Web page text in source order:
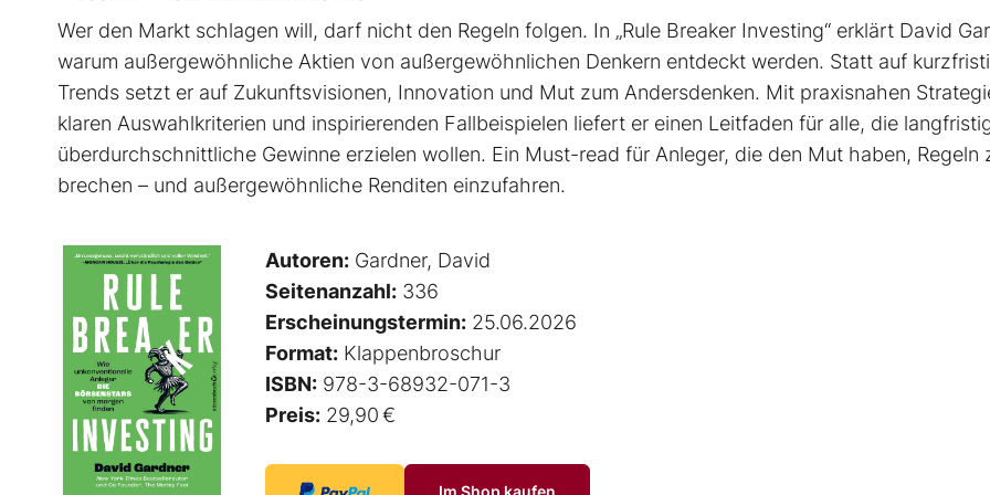
Wer den Markt schlagen will, darf nicht den Regeln folgen. In „Rule Breaker Investing“ erklärt David
warum außergewöhnliche Aktien von außer­gewöhnlichen Denkern entdeckt werden. Statt auf
Trends setzt er auf Zukunftsvisionen, Innovation und Mut zum Andersdenken. Mit praxisnahen
klaren Auswahlkriterien und inspirierenden Fallbeispielen liefert er einen Leit­faden für alle, die
überdurchschnittliche Gewinne erzielen wollen. Ein Must-read für Anleger, die den Mut haben, Regeln
brechen – und außergewöhnliche Renditen einzufahren.
Autoren: Gardner, David
Seitenanzahl: 336
Erscheinungstermin: 25.06.2026
Format: Klappenbroschur
ISBN: 978-3-68932-071-3
Preis: 29,90 €